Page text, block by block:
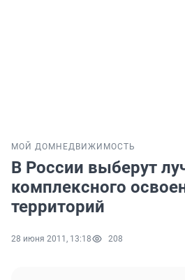
МОЙ ДОМ НЕДВИЖИМОСТЬ
В России выберут
комплексного
территорий
28 июня 2011, 13:18 208